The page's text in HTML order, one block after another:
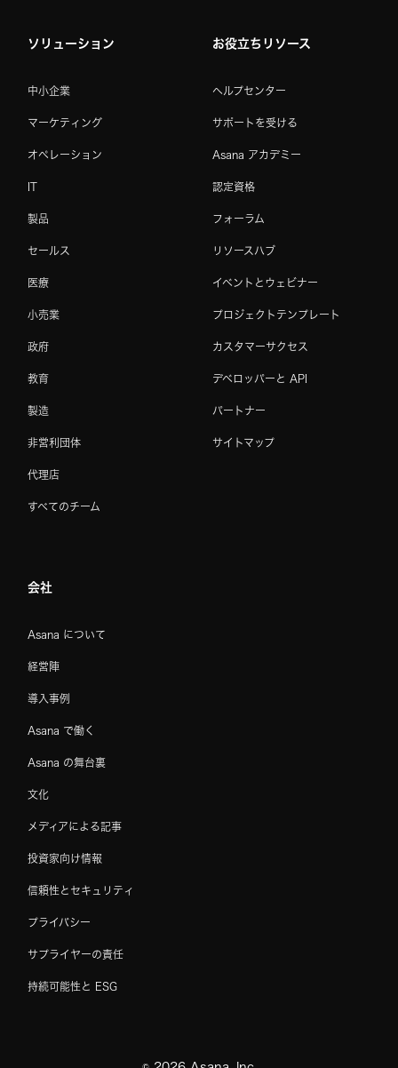
ソリューション
中小企業
マーケティング
オペレーション
IT
製品
セールス
医療
小売業
政府
教育
製造
非営利団体
代理店
すべてのチーム
お役立ちリソース
ヘルプセンター
サポートを受ける
Asana アカデミー
認定資格
フォーラム
リソースハブ
イベントとウェビナー
プロジェクトテンプレート
カスタマーサクセス
デベロッパーと API
パートナー
サイトマップ
会社
Asana について
経営陣
導入事例
Asana で働く
Asana の舞台裏
文化
メディアによる記事
投資家向け情報
信頼性とセキュリティ
プライバシー
サプライヤーの責任
持続可能性と ESG